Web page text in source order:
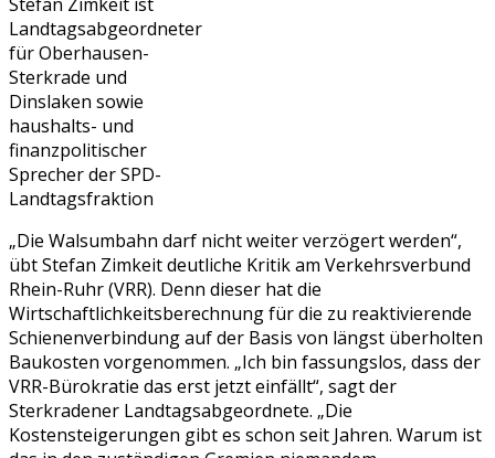
Landtagsabgeordneter
für Oberhausen-
Sterkrade und
Dinslaken sowie
haushalts- und
finanzpolitischer
Sprecher der SPD-
Landtagsfraktion
„Die Walsumbahn darf nicht weiter verzögert werden“,
übt Stefan Zimkeit deutliche Kritik am Verkehrsverbund
Rhein-Ruhr (VRR). Denn dieser hat die
Wirtschaftlichkeitsberechnung für die zu reaktivierende
Schienenverbindung auf der Basis von längst überholten
Baukosten vorgenommen. „Ich bin fassungslos, dass der
VRR-Bürokratie das erst jetzt einfällt“, sagt der
Sterkradener Landtagsabgeordnete. „Die
Kostensteigerungen gibt es schon seit Jahren. Warum ist